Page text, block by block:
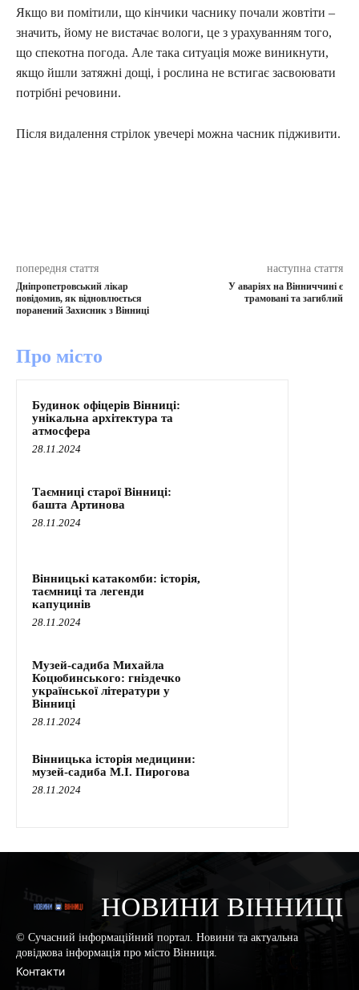
Якщо ви помітили, що кінчики часнику почали жовтіти –
значить, йому не вистачає вологи, це з урахуванням того,
що спекотна погода. Але така ситуація може виникнути,
якщо йшли затяжні дощі, і рослина не встигає засвоювати
потрібні речовини.
Після видалення стрілок увечері можна часник підживити.
попередня стаття
Дніпропетровський лікар
повідомив, як відновлюється
поранений Захисник з Вінниці
наступна стаття
У аваріях на Вінниччині є
трамовані та загиблий
Про місто
Будинок офіцерів Вінниці:
унікальна архітектура та
атмосфера
28.11.2024
Таємниці старої Вінниці:
башта Артинова
28.11.2024
Вінницькі катакомби: історія,
таємниці та легенди
капуцинів
28.11.2024
Музей-садиба Михайла
Коцюбинського: гніздечко
української літератури у
Вінниці
28.11.2024
Вінницька історія медицини:
музей-садиба М.І. Пирогова
28.11.2024
НОВИНИ ВІННИЦІ
© Сучасний інформаційний портал. Новини та актуальна
довідкова інформація про місто Вінниця.
Контакти